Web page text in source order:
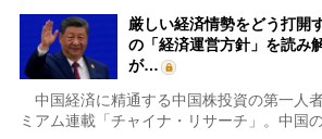
厳しい経済情勢をどう打開
の「経済運営方針」を読
が…
中国経済に精通する中国株投資の第一人
ミアム連載「チャイナ・リサーチ」。中国